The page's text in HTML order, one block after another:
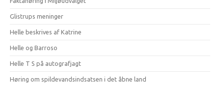
Glistrups meninger
Helle beskrives af Katrine
Helle og Barroso
Helle T S på autografjagt
Høring om spildevandsindsatsen i det åbne land